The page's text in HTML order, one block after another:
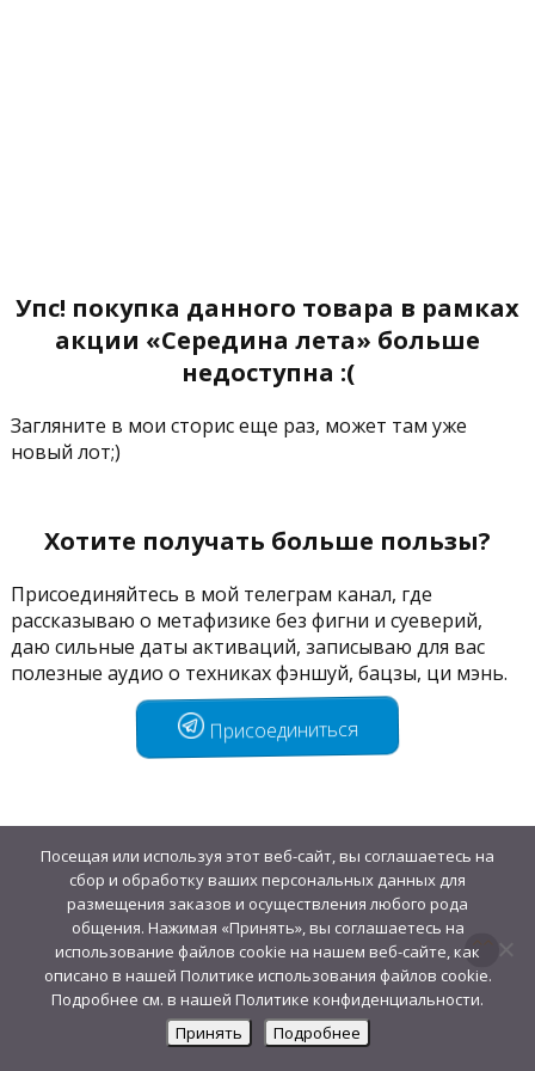
Упс! покупка данного товара в рамках
акции «Середина лета» больше
недоступна :(
Загляните в мои сторис еще раз, может там уже
новый лот;)
Хотите получать больше пользы?
Присоединяйтесь в мой телеграм канал, где
рассказываю о метафизике без фигни и суеверий,
даю сильные даты активаций, записываю для вас
полезные аудио о техниках фэншуй, бацзы, ци мэнь.
Присоединиться
Посещая или используя этот веб-сайт, вы соглашаетесь на
сбор и обработку ваших персональных данных для
размещения заказов и осуществления любого рода
общения. Нажимая «Принять», вы соглашаетесь на
использование файлов cookie на нашем веб-сайте, как
описано в нашей Политике использования файлов cookie.
Подробнее см. в нашей Политике конфиденциальности.
Принять
Подробнее